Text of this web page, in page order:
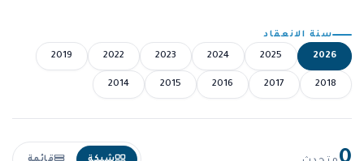
سنة الانعقاد
2026
2025
2024
2023
2022
2019
2018
2017
2016
2015
2014